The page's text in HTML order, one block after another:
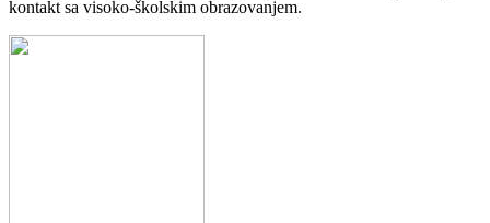
kontakt sa visoko-školskim obrazovanjem.